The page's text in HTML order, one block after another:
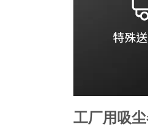
工厂用吸